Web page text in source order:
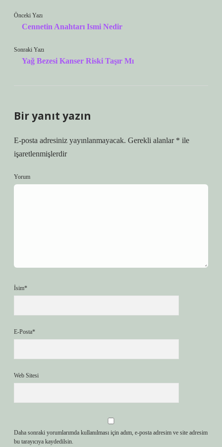
Önceki Yazı
Cennetin Anahtarı Ismi Nedir
Sonraki Yazı
Yağ Bezesi Kanser Riski Taşır Mı
Bir yanıt yazın
E-posta adresiniz yayınlanmayacak. Gerekli alanlar * ile
işaretlenmişlerdir
Yorum
İsim*
E-Posta*
Web Sitesi
Daha sonraki yorumlarımda kullanılması için adım, e-posta adresim ve site adresim
bu tarayıcıya kaydedilsin.